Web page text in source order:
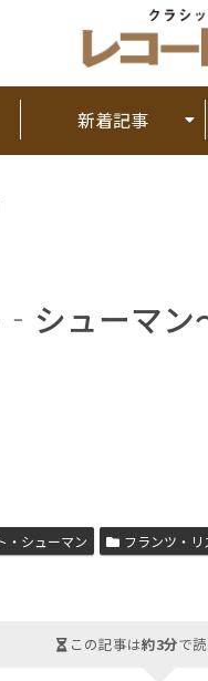
新着記事
シューマン
・シューマン フランツ・リ
この記事は約3分で読